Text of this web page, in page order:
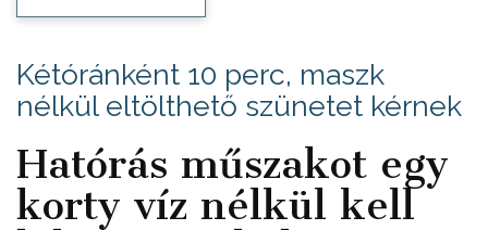
Kétóránként 10 perc, maszk
nélkül eltölthető szünetet kérnek
Hatórás műszakot egy
korty víz nélkül kell